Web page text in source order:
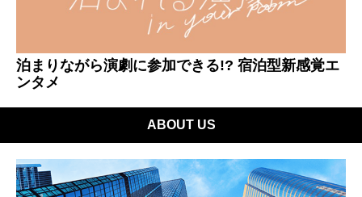
泊まりながら演劇に参加できる!? 宿泊型新感覚エ
ンタメ
ABOUT US